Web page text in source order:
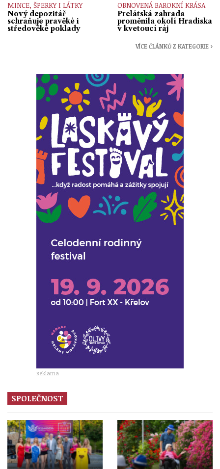
MINCE, ŠPERKY I LÁTKY
Nový depozitář
schraňuje pravěké i
středověké poklady
OBNOVENÁ BAROKNÍ KRÁSA
Prelátská zahrada
proměnila okolí Hradiska
v kvetoucí ráj
VÍCE ČLÁNKŮ Z KATEGORIE ›
Reklama
SPOLEČNOST